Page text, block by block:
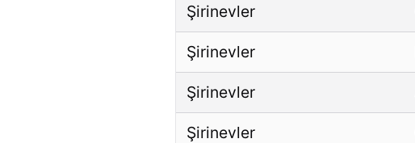
Şirinevler
Şirinevler
Şirinevler
Şirinevler